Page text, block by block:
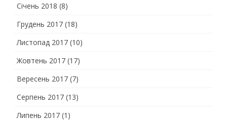
Січень 2018 (8)
Грудень 2017 (18)
Листопад 2017 (10)
Жовтень 2017 (17)
Вересень 2017 (7)
Серпень 2017 (13)
Липень 2017 (1)